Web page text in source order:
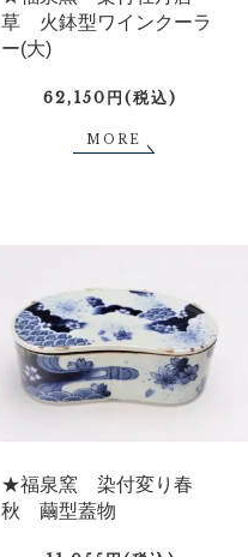
草 火鉢型ワインクーラ
ー(大)
62,150円(税込)
MORE
★福泉窯 染付変り春
秋 繭型蓋物